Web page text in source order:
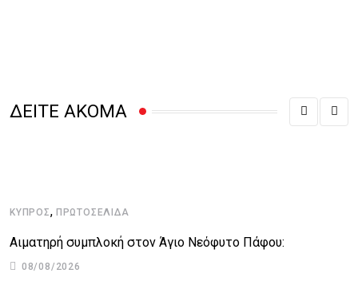
ΔΕΙΤΕ ΑΚΟΜΑ
ΚΎΠΡΟΣ, ΠΡΩΤΟΣΈΛΙΔΑ
Αιματηρή συμπλοκή στον Άγιο Νεόφυτο Πάφου:
08/08/2026